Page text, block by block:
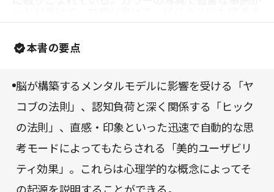
紹介されているため、法則の理解が深まりやすい。
ないが必須ではない。しかし、心理学の基礎はすべ
だ。規模や収益性だけでなく倫理的観点からも優れ
た「最高のプロダクトやサービス」を生み出すため
にも、「人間中心のデザインの基礎」を学んでいた
本書の要点
脳が構築するメンタルモデルに影響を受ける「ヤ
コブの法則」、認知負荷と深く関係する「ヒック
の法則」、直感・印象といった迅速で自動的な思
考モードによってもたらされる「美的ユーザビリ
ティ効果」。これらは心理学的な概念によってそ